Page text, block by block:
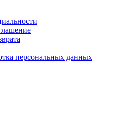
персональных данных